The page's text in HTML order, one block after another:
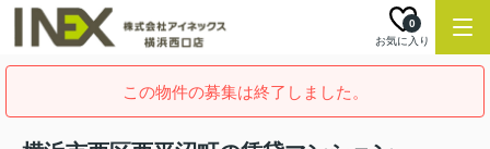
お気に入り
0
この物件の募集は終了しました。